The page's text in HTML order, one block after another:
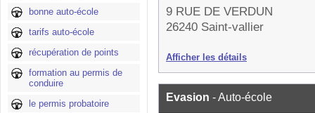
bonne auto-école
tarifs auto-école
récupération de points
formation au permis de
conduire
le permis probatoire
9 RUE DE VERDUN
26240 Saint-vallier
Afficher les détails
Evasion - Auto-école